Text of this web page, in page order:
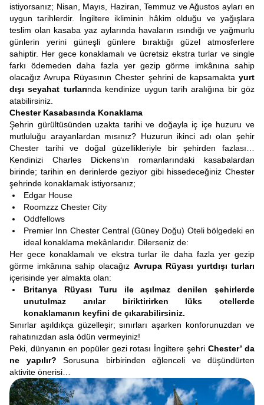
istiyorsanız; Nisan, Mayıs, Haziran, Temmuz ve Ağustos ayları en
uygun tarihlerdir. İngiltere ikliminin hâkim olduğu ve yağışlara
teslim olan kasaba yaz aylarında havaların ısındığı ve yağmurlu
günlerin yerini güneşli günlere bıraktığı güzel atmosferlere
sahiptir. Her gece konaklamalı ve ücretsiz ekstra turlar ve single
farkı ödemeden daha fazla yer gezip görme imkânına sahip
olacağız Avrupa Rüyasının Chester şehrini de kapsamakta yurt
dışı seyahat turlarında kendinize uygun tarih aralığına bir göz
atabilirsiniz.
Chester Kasabasında Konaklama
Şehrin gürültüsünden uzakta tarihi ve doğayla iç içe huzuru ve
mutluluğu arayanlardan mısınız? Huzurun ikinci adı olan şehir
Chester tarihi ve doğal güzellikleriyle bir şehirden fazlası…
Kendinizi Charles Dickens‘ın romanlarındaki kasabalardan
birinde; tarihin en derinlerde geziyor gibi hissedeceğiniz Chester
şehrinde konaklamak istiyorsanız;
Edgar House
Roomzzz Chester City
Oddfellows
Premier Inn Chester Central (Güney Doğu) Oteli bölgedeki en
ideal konaklama mekânlarıdır. Dilerseniz de:
Her gece konaklamalı ve ekstra turlar ile daha fazla yer gezip
görme imkânına sahip olacağız Avrupa Rüyası yurtdışı turları
içerisinde yer almakta olan:
Britanya Rüyası Turu ile aşılmaz denilen şehirlerde
unutulmaz anılar biriktirirken lüks otellerde
konaklamanın keyfini de çıkarabilirsiniz.
Sınırlar aşıldıkça güzelleşir; sınırları aşarken konforunuzdan ve
rahatınızdan asla ödün vermeyiniz!
Peki, dünyanın en popüler gezi rotası İngiltere şehri Chester’ da
ne yapılır? Sorusuna birbirinden eğlenceli ve düşündürten
aktivite önerisi…